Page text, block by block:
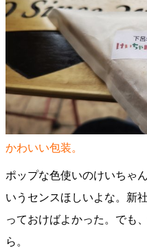
かわいい包装。
ポップな色使いのけいちゃ
いうセンスほしいよな。新
っておけばよかった。でも
ら。